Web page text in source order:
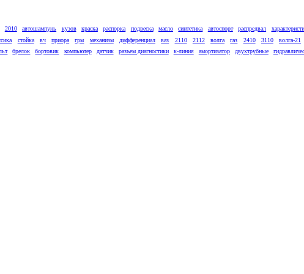
2010 автошампунь кузов краска распорка подвеска масло синтетика автоспорт распредвал
стойка вч приора грм механизм дифференциал ваз 2110 2112 волга газ 2410 3110
волга-21
брелок бортовик компьютер датчик разъем диагностики к-линия амортизатор двухтрубные